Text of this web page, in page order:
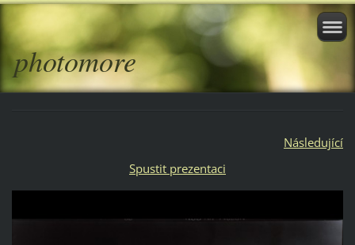
photomore
Následující
Spustit prezentaci